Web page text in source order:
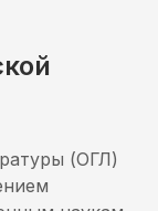
(ОГЛ)